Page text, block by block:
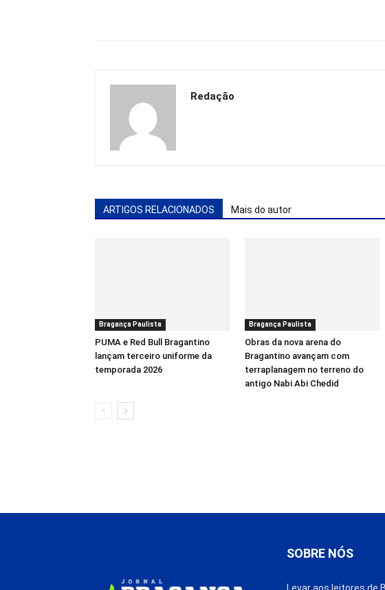
Redação
ARTIGOS RELACIONADOS Mais do autor
Bragança Paulista
PUMA e Red Bull Bragantino
lançam terceiro uniforme da
temporada 2026
Bragança Paulista
Obras da nova arena do
Bragantino avançam com
terraplanagem no terreno do
antigo Nabi Abi Chedid
SOBRE NÓS